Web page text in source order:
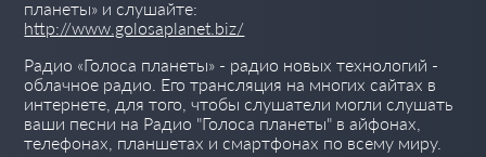
планеты» и слушайте:
http://www.golosaplanet.biz/
Радио «Голоса планеты» - радио новых технологий -
облачное радио. Его трансляция на многих сайтах в
интернете, для того, чтобы слушатели могли слушать
ваши песни на Радио "Голоса планеты" в айфонах,
телефонах, планшетах и смартфонах по всему миру.